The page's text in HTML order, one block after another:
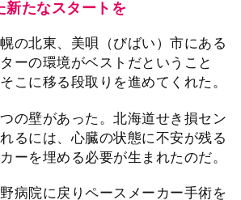
新たなスタートを
の北東、美唄（びばい）市にある
ーの環境がベストだということ
こに移る段取りを進めてくれた。
の壁があった。北海道せき損セン
るには、心臓の状態に不安が残る
ーを埋める必要が生まれたのだ。
病院に戻りペースメーカー手術を